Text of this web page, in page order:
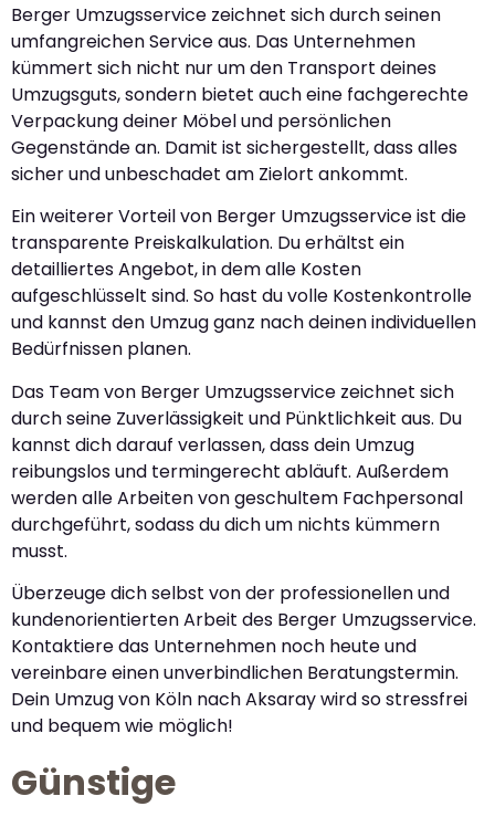
Berger Umzugsservice zeichnet sich durch seinen
umfangreichen Service aus. Das Unternehmen
kümmert sich nicht nur um den Transport deines
Umzugsguts, sondern bietet auch eine fachgerechte
Verpackung deiner Möbel und persönlichen
Gegenstände an. Damit ist sichergestellt, dass alles
sicher und unbeschadet am Zielort ankommt.
Ein weiterer Vorteil von Berger Umzugsservice ist die
transparente Preiskalkulation. Du erhältst ein
detailliertes Angebot, in dem alle Kosten
aufgeschlüsselt sind. So hast du volle Kostenkontrolle
und kannst den Umzug ganz nach deinen individuellen
Bedürfnissen planen.
Das Team von Berger Umzugsservice zeichnet sich
durch seine Zuverlässigkeit und Pünktlichkeit aus. Du
kannst dich darauf verlassen, dass dein Umzug
reibungslos und termingerecht abläuft. Außerdem
werden alle Arbeiten von geschultem Fachpersonal
durchgeführt, sodass du dich um nichts kümmern
musst.
Überzeuge dich selbst von der professionellen und
kundenorientierten Arbeit des Berger Umzugsservice.
Kontaktiere das Unternehmen noch heute und
vereinbare einen unverbindlichen Beratungstermin.
Dein Umzug von Köln nach Aksaray wird so stressfrei
und bequem wie möglich!
Günstige